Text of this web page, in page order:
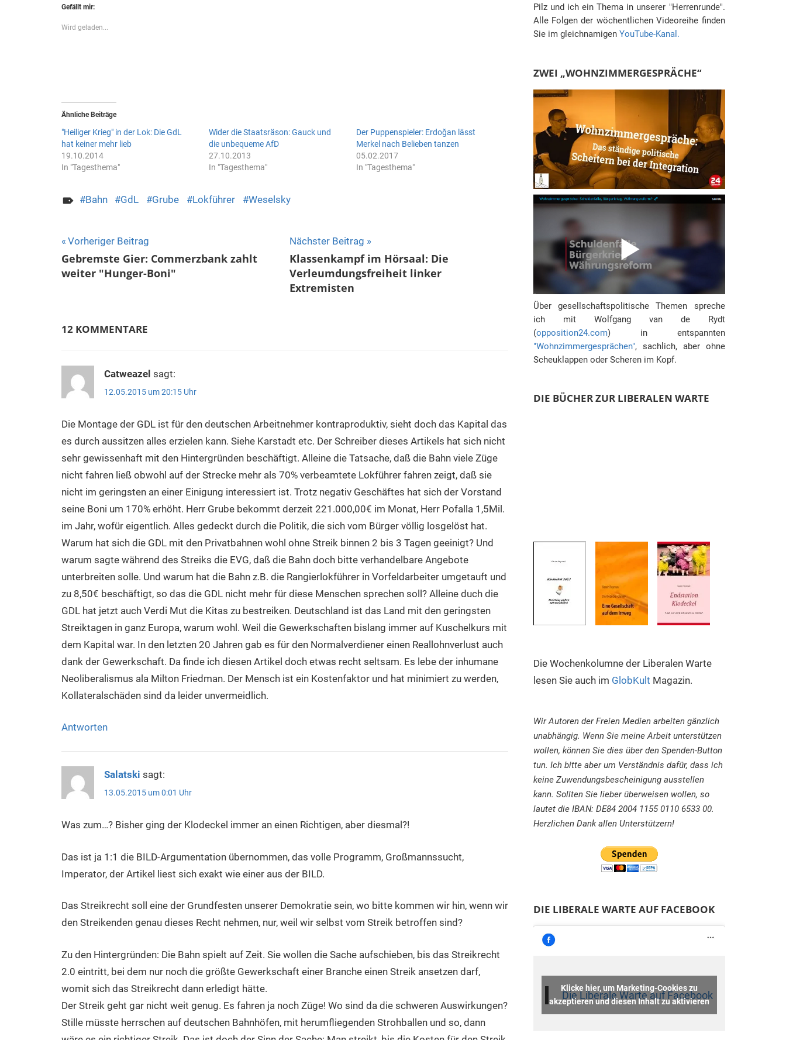
Gefällt mir:
Wird geladen...
Ähnliche Beiträge
"Heiliger Krieg" in der Lok: Die GdL
hat keiner mehr lieb
19.10.2014
In "Tagesthema"
Wider die Staatsräson: Gauck und
die unbequeme AfD
27.10.2013
In "Tagesthema"
Der Puppenspieler: Erdoğan lässt
Merkel nach Belieben tanzen
05.02.2017
In "Tagesthema"
Bahn GdL Grube Lokführer Weselsky
Beitragsnavigation
Vorheriger Beitrag
Gebremste Gier: Commerzbank zahlt
weiter "Hunger-Boni"
Nächster Beitrag
Klassenkampf im Hörsaal: Die
Verleumdungsfreiheit linker
Extremisten
12 KOMMENTARE
Catweazel sagt:
12.05.2015 um 20:15 Uhr
Die Montage der GDL ist für den deutschen Arbeitnehmer kontraproduktiv, sieht doch das Kapital das
es durch aussitzen alles erzielen kann. Siehe Karstadt etc. Der Schreiber dieses Artikels hat sich nicht
sehr gewissenhaft mit den Hintergründen beschäftigt. Alleine die Tatsache, daß die Bahn viele Züge
nicht fahren ließ obwohl auf der Strecke mehr als 70% verbeamtete Lokführer fahren zeigt, daß sie
nicht im geringsten an einer Einigung interessiert ist. Trotz negativ Geschäftes hat sich der Vorstand
seine Boni um 170% erhöht. Herr Grube bekommt derzeit 221.000,00€ im Monat, Herr Pofalla 1,5Mil.
im Jahr, wofür eigentlich. Alles gedeckt durch die Politik, die sich vom Bürger völlig losgelöst hat.
Warum hat sich die GDL mit den Privatbahnen wohl ohne Streik binnen 2 bis 3 Tagen geeinigt? Und
warum sagte während des Streiks die EVG, daß die Bahn doch bitte verhandelbare Angebote
unterbreiten solle. Und warum hat die Bahn z.B. die Rangierlokführer in Vorfeldarbeiter umgetauft und
zu 8,50€ beschäftigt, so das die GDL nicht mehr für diese Menschen sprechen soll? Alleine duch die
GDL hat jetzt auch Verdi Mut die Kitas zu bestreiken. Deutschland ist das Land mit den geringsten
Streiktagen in ganz Europa, warum wohl. Weil die Gewerkschaften bislang immer auf Kuschelkurs mit
dem Kapital war. In den letzten 20 Jahren gab es für den Normalverdiener einen Reallohnverlust auch
dank der Gewerkschaft. Da finde ich diesen Artikel doch etwas recht seltsam. Es lebe der inhumane
Neoliberalismus ala Milton Friedman. Der Mensch ist ein Kostenfaktor und hat minimiert zu werden,
Kollateralschäden sind da leider unvermeidlich.
Antworten
Salatski sagt:
13.05.2015 um 0:01 Uhr
Was zum…? Bisher ging der Klodeckel immer an einen Richtigen, aber diesmal?!
Das ist ja 1:1 die BILD-Argumentation übernommen, das volle Programm, Großmannssucht,
Imperator, der Artikel liest sich exakt wie einer aus der BILD.
Das Streikrecht soll eine der Grundfesten unserer Demokratie sein, wo bitte kommen wir hin, wenn wir
den Streikenden genau dieses Recht nehmen, nur, weil wir selbst vom Streik betroffen sind?
Zu den Hintergründen: Die Bahn spielt auf Zeit. Sie wollen die Sache aufschieben, bis das Streikrecht
2.0 eintritt, bei dem nur noch die größte Gewerkschaft einer Branche einen Streik ansetzen darf,
womit sich das Streikrecht dann erledigt hätte.
Der Streik geht gar nicht weit genug. Es fahren ja noch Züge! Wo sind da die schweren Auswirkungen?
Stille müsste herrschen auf deutschen Bahnhöfen, mit herumfliegenden Strohballen und so, dann
Pilz und ich ein Thema in unserer "Herrenrunde".
Alle Folgen der wöchentlichen Videoreihe finden
Sie im gleichnamigen YouTube-Kanal.
ZWEI „WOHNZIMMERGESPRÄCHE“
Über gesellschaftspolitische Themen spreche
ich mit Wolfgang van de Rydt
(opposition24.com) in entspannten
"Wohnzimmergesprächen", sachlich, aber ohne
Scheuklappen oder Scheren im Kopf.
DIE BÜCHER ZUR LIBERALEN WARTE
Die Wochenkolumne der Liberalen Warte
lesen Sie auch im GlobKult Magazin.
Wir Autoren der Freien Medien arbeiten gänzlich
unabhängig. Wenn Sie meine Arbeit unterstützen
wollen, können Sie dies über den Spenden-Button
tun. Ich bitte aber um Verständnis dafür, dass ich
keine Zuwendungsbescheinigung ausstellen
kann. Sollten Sie lieber überweisen wollen, so
lautet die IBAN: DE84 2004 1155 0110 6533 00.
Herzlichen Dank allen Unterstützern!
DIE LIBERALE WARTE AUF FACEBOOK
Die Liberale Warte auf Facebook
Klicke hier, um Marketing-Cookies zu
akzeptieren und diesen Inhalt zu aktivieren